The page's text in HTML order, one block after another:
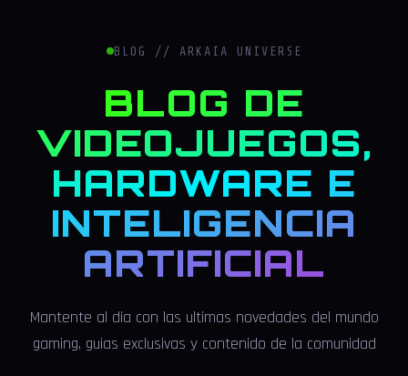
BLOG // ARKAIA UNIVERSE
BLOG DE
VIDEOJUEGOS,
HARDWARE E
INTELIGENCIA
ARTIFICIAL
Mantente al dia con las ultimas novedades del mundo
gaming, guias exclusivas y contenido de la comunidad